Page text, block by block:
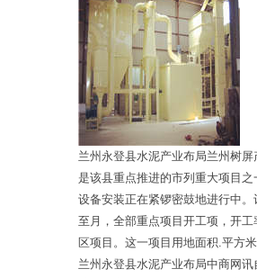
兰州永登县水泥产业布局兰州树
是该县重点推进的市列重大项目
设备安装正在紧锣密鼓地进行中
至月，全部重点项目开工项，开
区项目。这一项目用地面积.平方
兰州永登县水泥产业布局中商网